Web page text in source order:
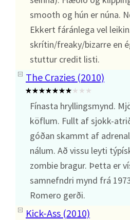
smooth og hún er núna.
Ekkert fáránlega vel
skrítin/freaky/bizarre en
stuttur credit listi.
The Crazies (2010)
Fínasta hryllingsmynd.
köflum. Fullt af sjokk-
góðan skammt af
nálum. Að vissu leyti
zombie bragur. Þetta er
samnefndri mynd frá
Romero gerði.
Kick-Ass (2010)